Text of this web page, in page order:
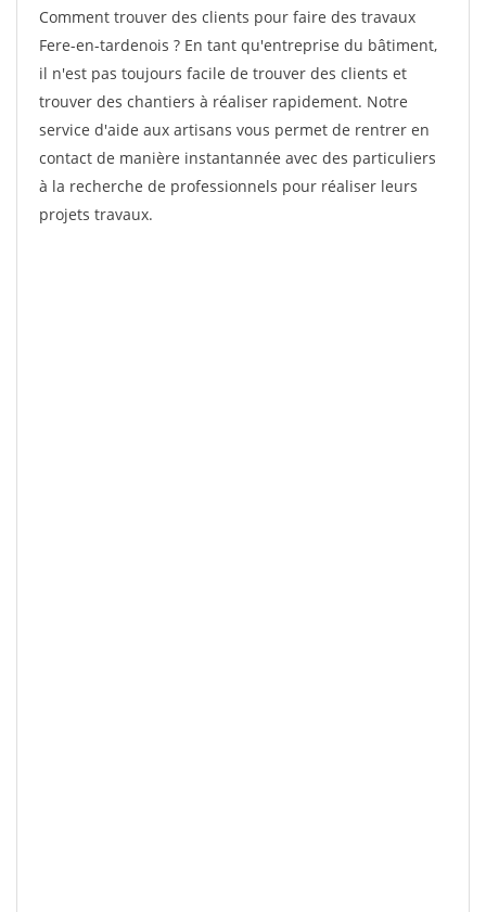
Comment trouver des clients pour faire des travaux
Fere-en-tardenois ? En tant qu'entreprise du bâtiment,
il n'est pas toujours facile de trouver des clients et
trouver des chantiers à réaliser rapidement. Notre
service d'aide aux artisans vous permet de rentrer en
contact de manière instantannée avec des particuliers
à la recherche de professionnels pour réaliser leurs
projets travaux.